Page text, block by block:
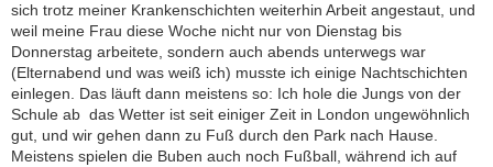
sich trotz meiner Krankenschichten weiterhin Arbeit angestaut, und
weil meine Frau diese Woche nicht nur von Dienstag bis
Donnerstag arbeitete, sondern auch abends unterwegs war
(Elternabend und was weiß ich) musste ich einige Nachtschichten
einlegen. Das läuft dann meistens so: Ich hole die Jungs von der
Schule ab  das Wetter ist seit einiger Zeit in London ungewöhnlich
gut, und wir gehen dann zu Fuß durch den Park nach Hause.
Meistens spielen die Buben auch noch Fußball, während ich auf